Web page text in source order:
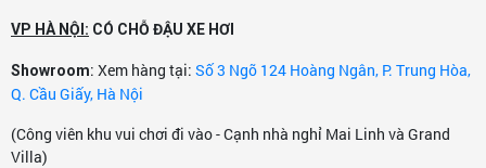
VP HÀ NỘI: CÓ CHỖ ĐẬU XE HƠI
Showroom: Xem hàng tại: Số 3 Ngõ 124 Hoàng Ngân, P. Trung Hòa,
Q. Cầu Giấy, Hà Nội
(Công viên khu vui chơi đi vào - Cạnh nhà nghỉ Mai Linh và Grand
Villa)